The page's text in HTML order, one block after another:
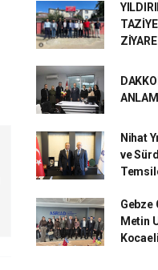
Nihat
ve
Gebze
Metin